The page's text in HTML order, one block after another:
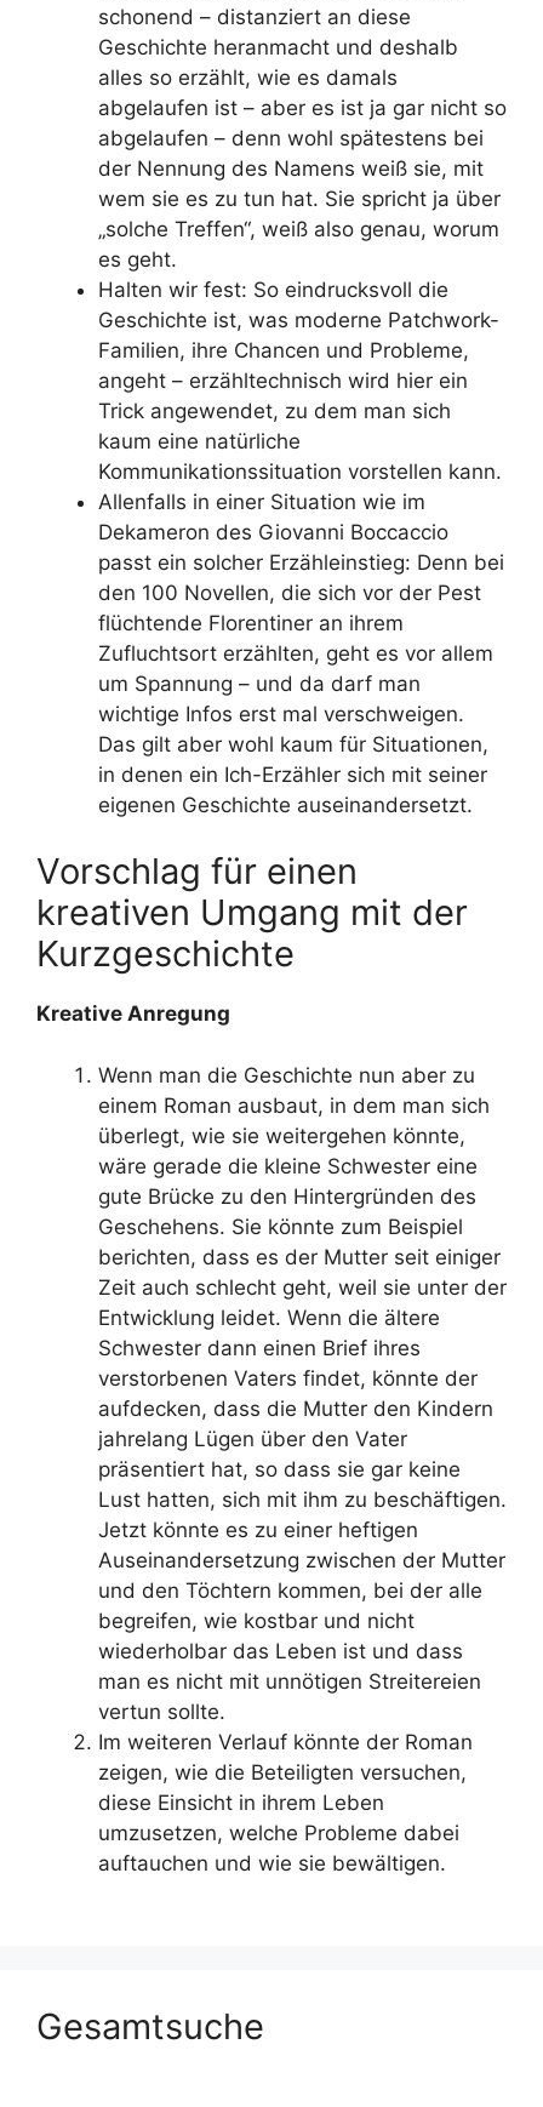
schonend – distanziert an diese
Geschichte heranmacht und deshalb
alles so erzählt, wie es damals
abgelaufen ist – aber es ist ja gar nicht so
abgelaufen – denn wohl spätestens bei
der Nennung des Namens weiß sie, mit
wem sie es zu tun hat. Sie spricht ja über
„solche Treffen“, weiß also genau, worum
es geht.
Halten wir fest: So eindrucksvoll die
Geschichte ist, was moderne Patchwork-
Familien, ihre Chancen und Probleme,
angeht – erzähltechnisch wird hier ein
Trick angewendet, zu dem man sich
kaum eine natürliche
Kommunikationssituation vorstellen kann.
Allenfalls in einer Situation wie im
Dekameron des Giovanni Boccaccio
passt ein solcher Erzähleinstieg: Denn bei
den 100 Novellen, die sich vor der Pest
flüchtende Florentiner an ihrem
Zufluchtsort erzählten, geht es vor allem
um Spannung – und da darf man
wichtige Infos erst mal verschweigen.
Das gilt aber wohl kaum für Situationen,
in denen ein Ich-Erzähler sich mit seiner
eigenen Geschichte auseinandersetzt.
Vorschlag für einen
kreativen Umgang mit der
Kurzgeschichte
Kreative Anregung
Wenn man die Geschichte nun aber zu
einem Roman ausbaut, in dem man sich
überlegt, wie sie weitergehen könnte,
wäre gerade die kleine Schwester eine
gute Brücke zu den Hintergründen des
Geschehens. Sie könnte zum Beispiel
berichten, dass es der Mutter seit einiger
Zeit auch schlecht geht, weil sie unter der
Entwicklung leidet. Wenn die ältere
Schwester dann einen Brief ihres
verstorbenen Vaters findet, könnte der
aufdecken, dass die Mutter den Kindern
jahrelang Lügen über den Vater
präsentiert hat, so dass sie gar keine
Lust hatten, sich mit ihm zu beschäftigen.
Jetzt könnte es zu einer heftigen
Auseinandersetzung zwischen der Mutter
und den Töchtern kommen, bei der alle
begreifen, wie kostbar und nicht
wiederholbar das Leben ist und dass
man es nicht mit unnötigen Streitereien
vertun sollte.
Im weiteren Verlauf könnte der Roman
zeigen, wie die Beteiligten versuchen,
diese Einsicht in ihrem Leben
umzusetzen, welche Probleme dabei
auftauchen und wie sie bewältigen.
Gesamtsuche